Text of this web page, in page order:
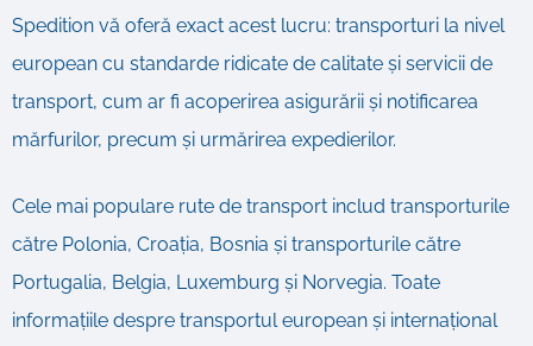
Spedition vă oferă exact acest lucru: transporturi la nivel
european cu standarde ridicate de calitate și servicii de
transport, cum ar fi acoperirea asigurării și notificarea
mărfurilor, precum și urmărirea expedierilor.
Cele mai populare rute de transport includ transporturile
către Polonia, Croația, Bosnia și transporturile către
Portugalia, Belgia, Luxemburg și Norvegia. Toate
informațiile despre transportul european și internațional